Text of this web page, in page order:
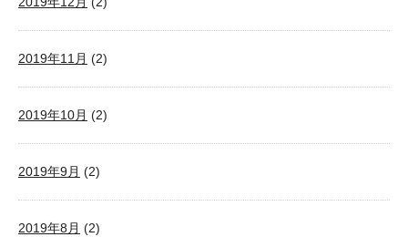
2019年11月 (2)
2019年10月 (2)
2019年9月 (2)
2019年8月 (2)